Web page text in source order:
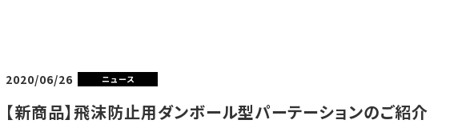
2020/06/26 ニュース
【新商品】飛沫防止用ダンボール型パーテーションのご紹介